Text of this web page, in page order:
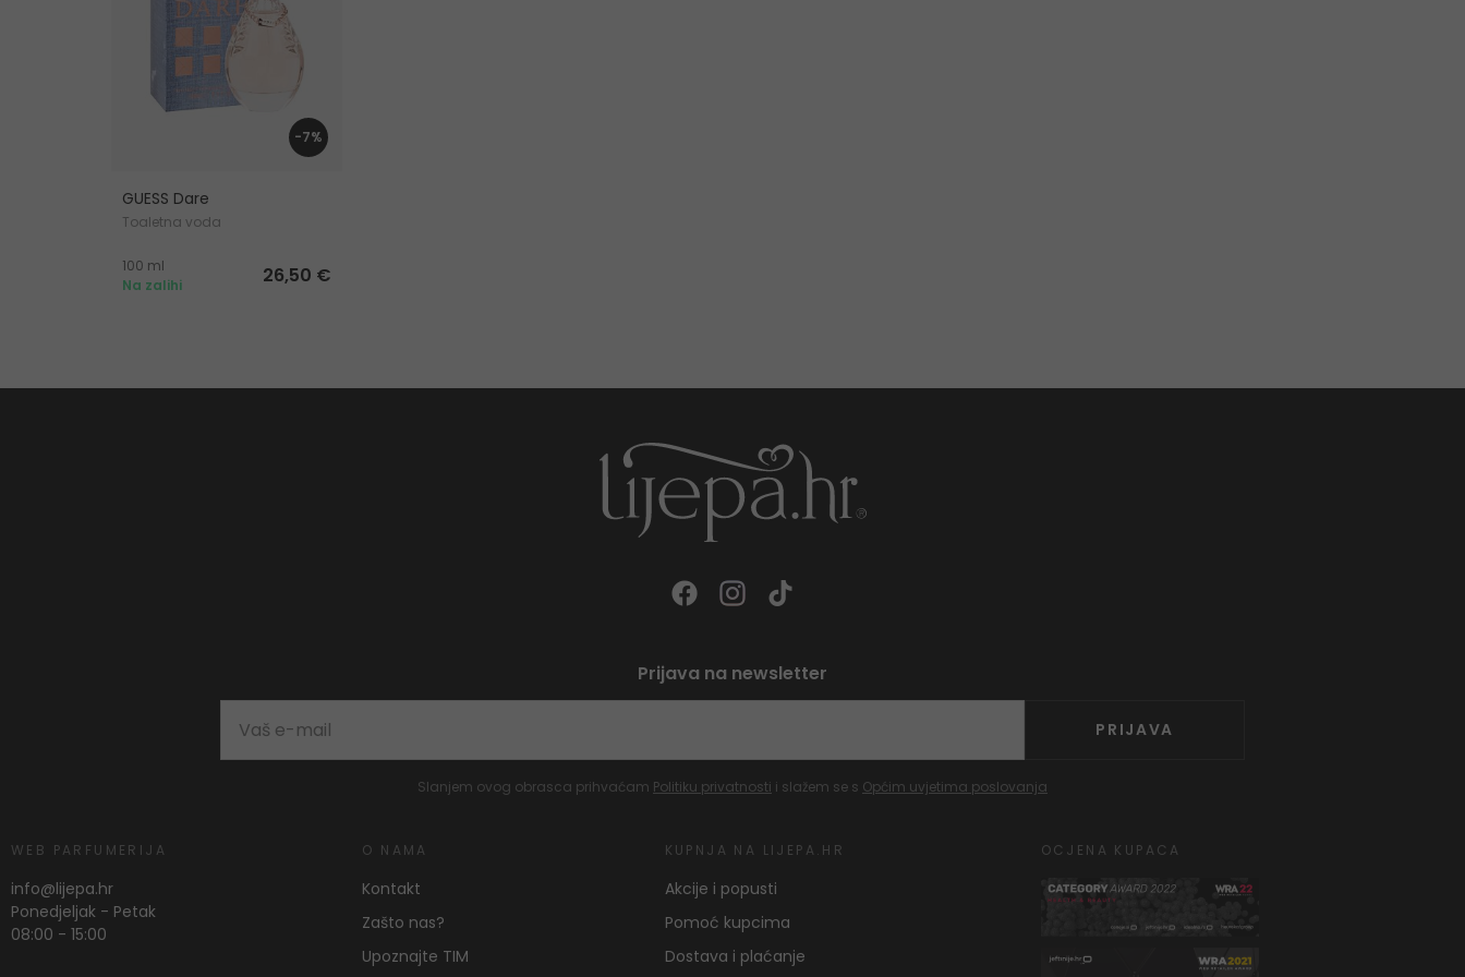
-7%
GUESS Dare
Toaletna voda
100 ml
Na zalihi
26,50 €
Prijava na newsletter
PRIJAVA
Slanjem ovog obrasca prihvaćam Politiku privatnosti i slažem se s Općim uvjetima poslovanja
WEB PARFUMERIJA
info@lijepa.hr
Ponedjeljak - Petak
08:00 - 15:00
O NAMA
Kontakt
Zašto nas?
Upoznajte TIM
KUPNJA NA LIJEPA.HR
Akcije i popusti
Pomoć kupcima
Dostava i plaćanje
OCJENA KUPACA